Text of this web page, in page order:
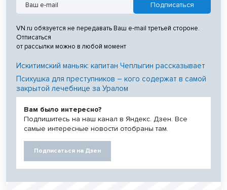
VN.ru обязуется не передавать Ваш e-mail третьей стороне.
Отписаться
от рассылки можно в любой момент
Искитимский маньяк: капитан Чеплыгин рассказывает
Психушка для преступников – кого содержат в самой
закрытой лечебнице за Уралом
Вам было интересно?
Подпишитесь на наш канал в Яндекс. Дзен. Все
самые интересные новости отобраны там.
Подписаться на Дзен